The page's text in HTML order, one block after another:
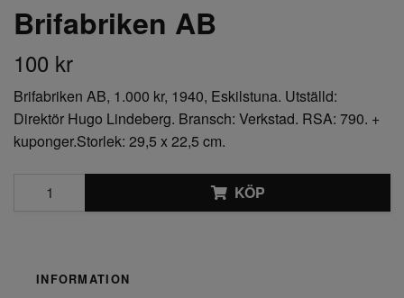
Brifabriken AB
100 kr
Brifabriken AB, 1.000 kr, 1940, Eskilstuna. Utställd:
Direktör Hugo Lindeberg. Bransch: Verkstad. RSA: 790. +
kuponger.Storlek: 29,5 x 22,5 cm.
KÖP
INFORMATION